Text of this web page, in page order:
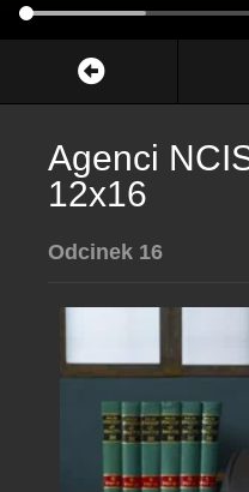
Agenci
12x16
Odcinek 16